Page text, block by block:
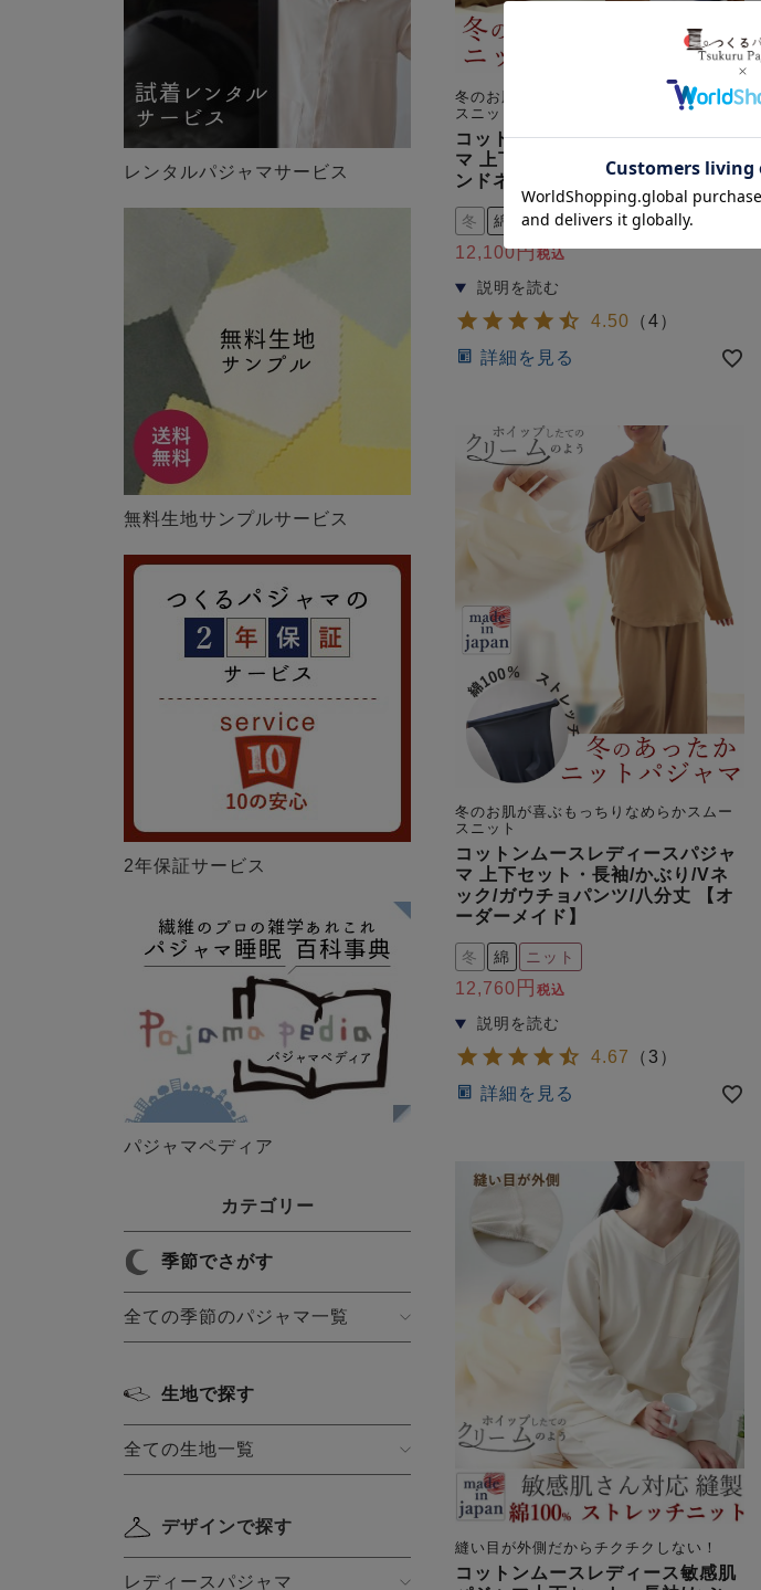
レンタルパジャマサービス
無料生地サンプルサービス
2年保証サービス
パジャマペディア
カテゴリー
季節でさがす
全ての季節のパジャマ一覧
生地で探す
全ての生地一覧
デザインで探す
レディースパジャマ
冬のお肌が喜ぶもっちりなめらかスムー
スニット
コットンムースレディースパジャ
マ 上下セット・長袖/かぶり/ラウ
ンドネック 【オーダーメイド】
冬 綿 ニット 胸目立たない
12,100 税込
4.50 （4）
詳細を見る
冬のお肌が喜ぶもっちりなめらかスムー
スニット
コットンムースレディースパジャ
マ 上下セット・長袖/かぶり/Vネ
ック/ガウチョパンツ/八分丈 【オ
ーダーメイド】
冬 綿 ニット
12,760 税込
4.67 （3 ）
詳細を見る
縫い目が外側だからチクチクしない！
コットンムースレディース敏感肌